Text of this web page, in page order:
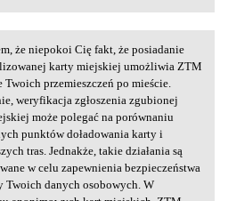
że niepokoi Cię
że niepokoi Cię fakt, że posiadanie
karty miejskiej umożliwia ZTM
Twoich przemieszczeń po mieście.
weryfikacja zgłoszenia zgubionej
może polegać na porównaniu
punktów doładowania karty i
tras. Jednakże, takie działania są
w celu zapewnienia bezpieczeństwa
Twoich danych osobowych. W